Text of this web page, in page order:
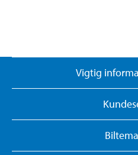
Vigtig